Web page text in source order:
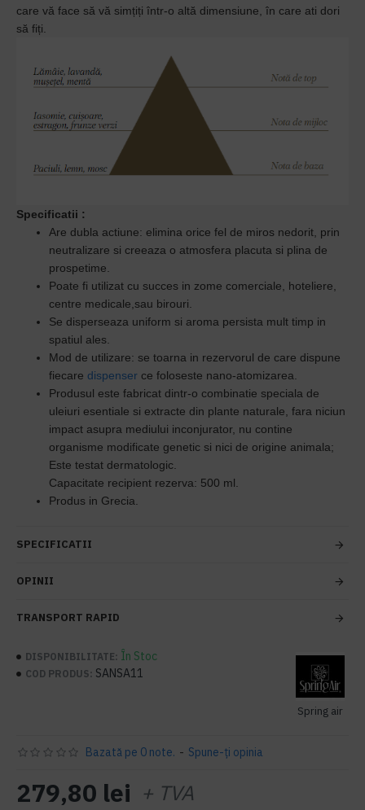
care vă face să vă simțiți într-o altă dimensiune, în care ati dori
să fiți.
Specificatii :
Are dubla actiune: elimina orice fel de miros nedorit, prin
neutralizare si creeaza o atmosfera placuta si plina de
prospetime.
Poate fi utilizat cu succes in zome comerciale, hoteliere,
centre medicale,sau birouri.
Se disperseaza uniform si aroma persista mult timp in
spatiul ales.
Mod de utilizare: se toarna in rezervorul de care dispune
fiecare dispenser ce foloseste nano-atomizarea.
Produsul este fabricat dintr-o combinatie speciala de
uleiuri esentiale si extracte din plante naturale, fara niciun
impact asupra mediului inconjurator, nu contine
organisme modificate genetic si nici de origine animala;
Este testat dermatologic.
Capacitate recipient rezerva: 500 ml.
Produs in Grecia.
SPECIFICATII
OPINII
TRANSPORT RAPID
DISPONIBILITATE: În Stoc
COD PRODUS: SANSA11
Spring air
Bazată pe 0 note. - Spune-ţi opinia
279,80 lei + TVA